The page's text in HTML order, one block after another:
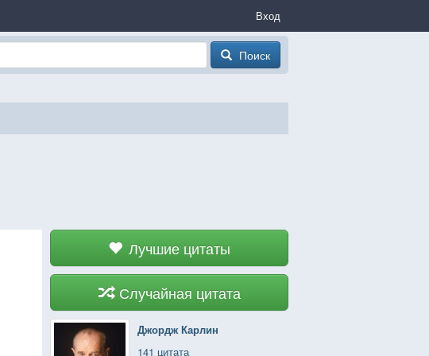
Вход
Поиск
Лучшие цитаты
Случайная цитата
Джордж Карлин
141 цитата